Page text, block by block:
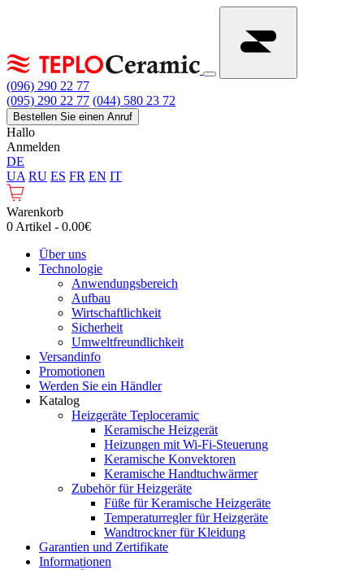
(096) 290 22 77
(095) 290 22 77 (044) 580 23 72
Bestellen Sie einen Anruf
Hallo
Anmelden
DE
UA RU ES FR EN IT
Warenkorb
0 Artikel - 0.00€
Über uns
Technologie
Anwendungsbereich
Aufbau
Wirtschaftlichkeit
Sicherheit
Umweltfreundlichkeit
Versandinfo
Promotionen
Werden Sie ein Händler
Katalog
Heizgeräte Teploceramic
Keramische Heizgerät
Heizungen mit Wi-Fi-Steuerung
Keramische Konvektoren
Keramische Handtuchwärmer
Zubehör für Heizgeräte
Füße für Keramische Heizgeräte
Temperaturregler für Heizgeräte
Wandtrockner für Kleidung
Garantien und Zertifikate
Informationen